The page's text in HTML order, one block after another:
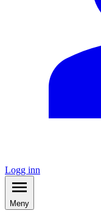
Logg inn
Meny